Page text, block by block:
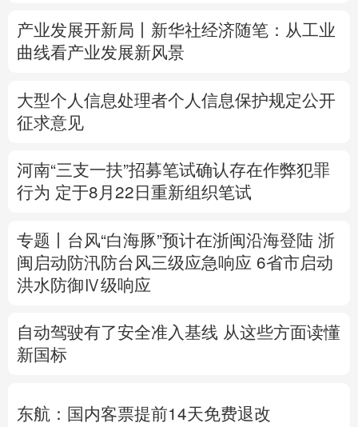
Русский язык
产业发展开新局丨 新华社经济随笔：从工业
曲线看产业发展新风景
大型个人信息处理者个人信息保护规定公开
征求意见
河南“三支一扶”招募笔试确认存在作弊犯罪
行为 定于8月22日重新组织笔试
专题丨 台风“白海豚”预计在浙闽沿海登陆 浙
闽启动防汛防台风三级应急响应 6省市启动
洪水防御Ⅳ级响应
自动驾驶有了安全准入基线 从这些方面读懂
新国标
东航：国内客票提前14天免费退改